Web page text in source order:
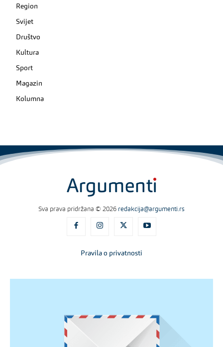
Region
Svijet
Društvo
Kultura
Sport
Magazin
Kolumna
Sva prava pridržana © 2026 redakcija@argumenti.rs
Pravila o privatnosti